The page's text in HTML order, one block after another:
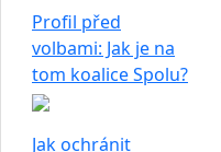
Profil před
volbami: Jak je na
tom koalice Spolu?
Jak ochránit